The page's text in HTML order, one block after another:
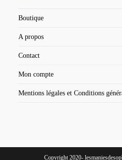
Boutique
A propos
Contact
Mon compte
Mentions légales et Conditions
Copyright 2020-